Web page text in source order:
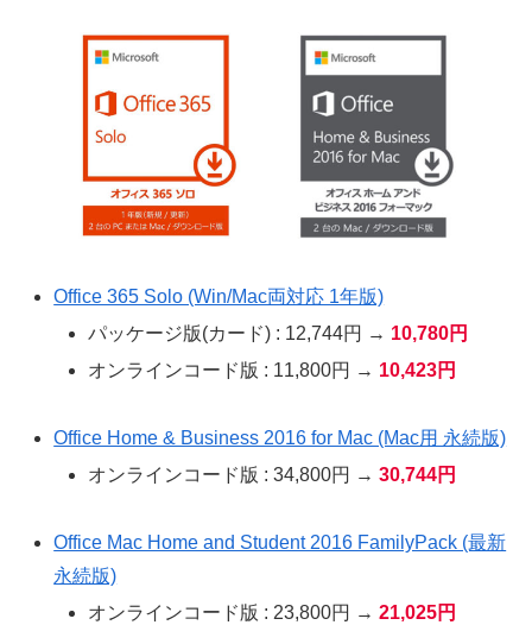
Office 365 Solo (Win/Mac両対応 1年版)
パッケージ版(カード) : 12,744円 → 10,780円
オンラインコード版 : 11,800円 → 10,423円
Office Home & Business 2016 for Mac (Mac用 永続版)
オンラインコード版 : 34,800円 →30,744円
Office Mac Home and Student 2016 FamilyPack (最新
永続版)
オンラインコード版 : 23,800円 →21,025円